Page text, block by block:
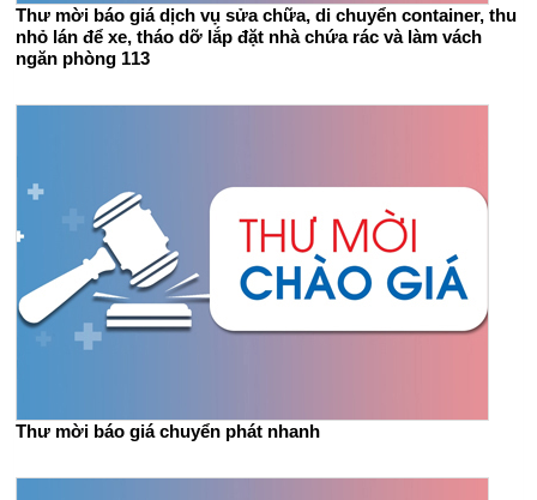
Thư mời báo giá dịch vụ sửa chữa, di chuyển container, thu
nhỏ lán để xe, tháo dỡ lắp đặt nhà chứa rác và làm vách
ngăn phòng 113
Thư mời báo giá chuyển phát nhanh